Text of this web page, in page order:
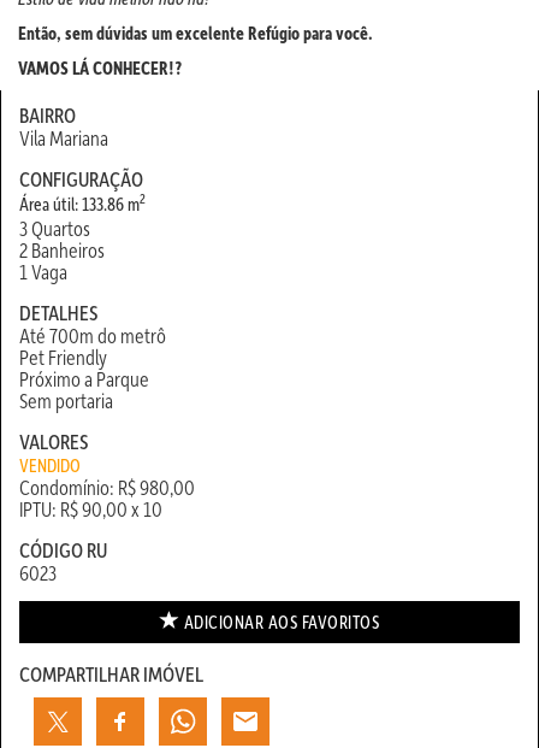
Então, sem dúvidas um excelente Refúgio para você.
VAMOS LÁ CONHECER!?
BAIRRO
Vila Mariana
CONFIGURAÇÃO
Área útil: 133.86 m2
3 Quartos
2 Banheiros
1 Vaga
DETALHES
Até 700m do metrô
Pet Friendly
Próximo a Parque
Sem portaria
VALORES
VENDIDO
Condomínio: R$ 980,00
IPTU: R$ 90,00 x 10
CÓDIGO RU
6023
ADICIONAR AOS FAVORITOS
COMPARTILHAR IMÓVEL